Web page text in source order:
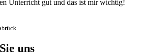
Unterricht gut und das ist mir wichtig!
uns